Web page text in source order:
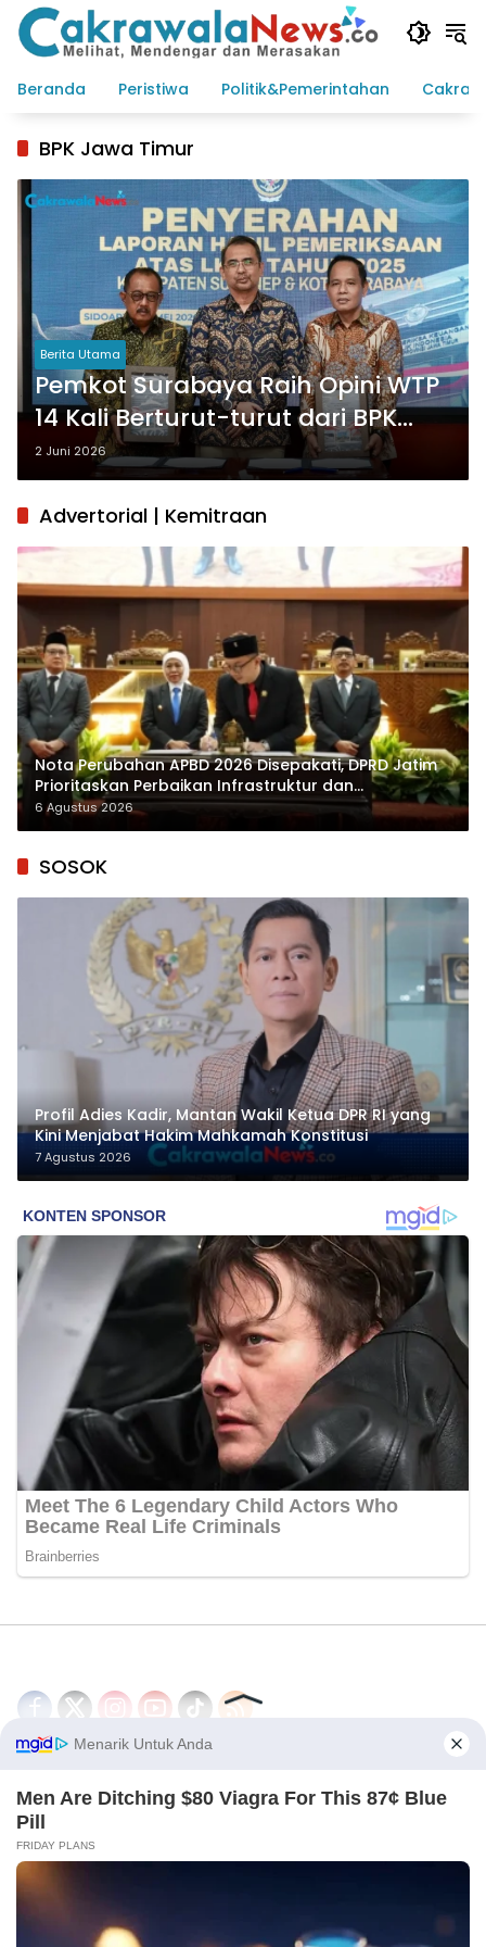
Langsung
konten
Beranda
Peristiwa Politik&Pemerintahan
BPK Jawa Timur
Berita Utama
Pemkot Surabaya Raih Opini WTP
14 Kali Berturut-turut dari BPK
Jatim
2 Juni 2026
Advertorial | Kemitraan
Nota Perubahan APBD 2026 Disepakati, DPRD Jatim
Prioritaskan Perbaikan Infrastruktur dan
Penyelesaian TPG
6 Agustus 2026
SOSOK
Profil Adies Kadir, Mantan Wakil Ketua DPR RI yang
Kini Menjabat Hakim Mahkamah Konstitusi
7 Agustus 2026
PEDOMAN MEDIA SIBER
© 2026 - CakrawalaNews.co